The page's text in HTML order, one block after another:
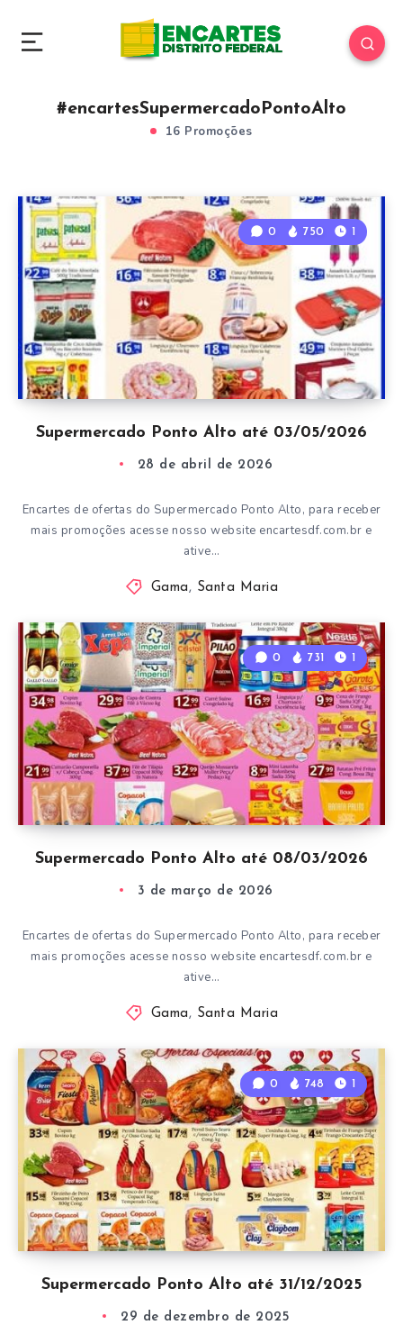
#encartesSupermercadoPontoAlto
16 Promoções
Supermercado Ponto Alto até 03/05/2026
0 750 1
28 de abril de 2026
Encartes de ofertas do Supermercado Ponto Alto, para receber
mais promoções acesse nosso website encartesdf.com.br e
ative…
Gama , Santa Maria
Supermercado Ponto Alto até 08/03/2026
0 731 1
3 de março de 2026
Encartes de ofertas do Supermercado Ponto Alto, para receber
mais promoções acesse nosso website encartesdf.com.br e
ative…
Gama , Santa Maria
Supermercado Ponto Alto até 31/12/2025
0 748 1
29 de dezembro de 2025